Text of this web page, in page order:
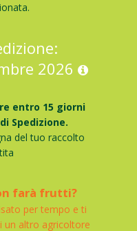
2026
entro 15 giorni
Spedizione.
del tuo raccolto
farà frutti?
per tempo e ti
un altro agricoltore